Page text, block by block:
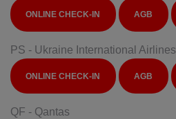
ONLINE CHECK-IN AGB
PS - Ukraine International Airlines
ONLINE CHECK-IN AGB
QF - Qantas